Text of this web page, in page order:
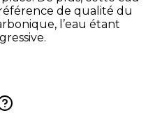
de qualité du
l’eau étant